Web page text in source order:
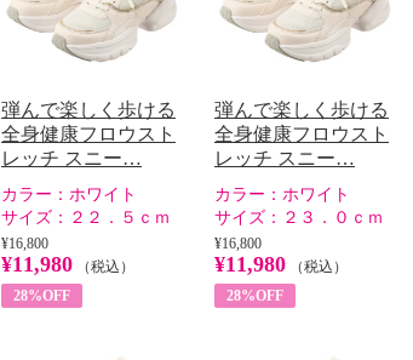
弾んで楽しく歩ける
全身健康フロウスト
レッチ スニー…
カラー： ホワイト
サイズ： ２２．５ｃｍ
¥16,800
¥11,980
（税込）
28%OFF
弾んで楽しく歩ける
全身健康フロウスト
レッチ スニー…
カラー： ホワイト
サイズ： ２３．０ｃｍ
¥16,800
¥11,980
（税込）
28%OFF